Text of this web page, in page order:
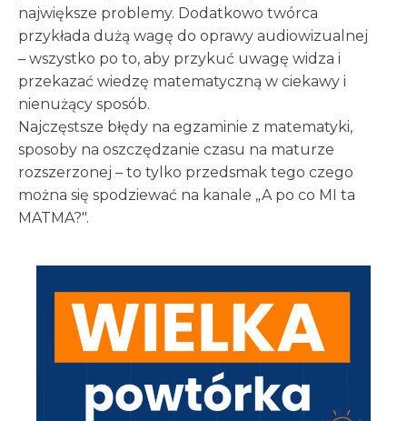
największe problemy. Dodatkowo twórca
przykłada dużą wagę do oprawy audiowizualnej
– wszystko po to, aby przykuć uwagę widza i
przekazać wiedzę matematyczną w ciekawy i
nienużący sposób.
Najczęstsze błędy na egzaminie z matematyki,
sposoby na oszczędzanie czasu na maturze
rozszerzonej – to tylko przedsmak tego czego
można się spodziewać na kanale „A po co MI ta
MATMA?".